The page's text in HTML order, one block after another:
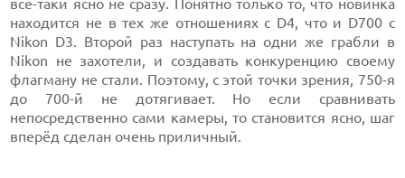
всё-таки ясно не сразу. Понятно только то, что новинка
находится не в тех же отношениях с D4, что и D700 с
Nikon D3. Второй раз наступать на одни же грабли в
Nikon не захотели, и создавать конкуренцию своему
флагману не стали. Поэтому, с этой точки зрения, 750-я
до 700-й не дотягивает. Но если сравнивать
непосредственно сами камеры, то становится ясно, шаг
вперёд сделан очень приличный.